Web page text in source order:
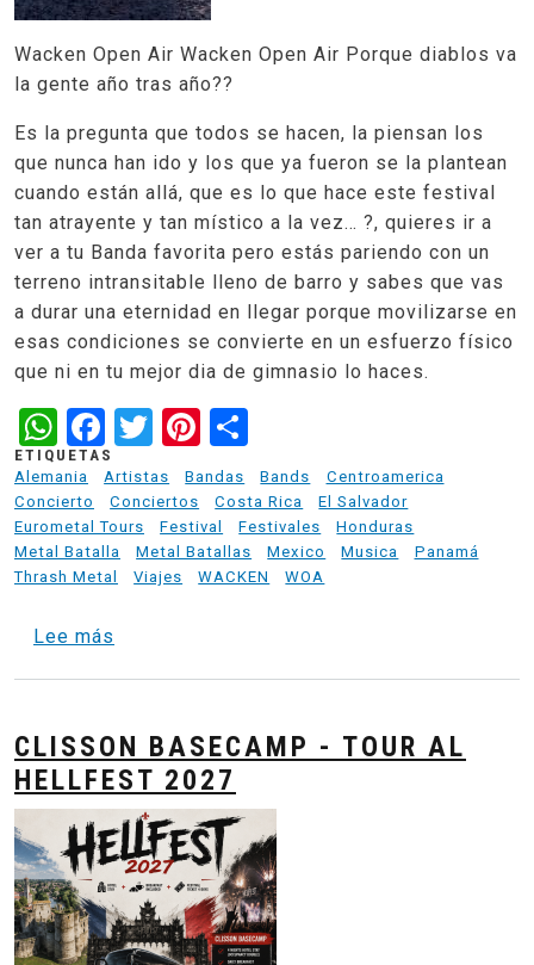
Wacken Open Air Wacken Open Air Porque diablos va
la gente año tras año??
Es la pregunta que todos se hacen, la piensan los
que nunca han ido y los que ya fueron se la plantean
cuando están allá, que es lo que hace este festival
tan atrayente y tan místico a la vez… ?, quieres ir a
ver a tu Banda favorita pero estás pariendo con un
terreno intransitable lleno de barro y sabes que vas
a durar una eternidad en llegar porque movilizarse en
esas condiciones se convierte en un esfuerzo físico
que ni en tu mejor dia de gimnasio lo haces.
WhatsApp
Facebook
TwitterPinterest
ETIQUETAS
Alemania
Artistas Bandas Bands
Centroamerica
Concierto
Conciertos Costa Rica
El Salvador
Eurometal Tours
Festival Festivales
Honduras
Metal Batalla
Metal Batallas Mexico Musica
Panamá
Thrash Metal
Viajes WACKEN WOA
Lee más
CLISSON BASECAMP - TOUR AL
HELLFEST 2027